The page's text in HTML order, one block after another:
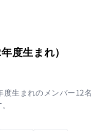
度生まれ）
生まれのメンバー12名